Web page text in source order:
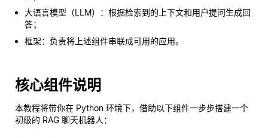
大语言模型（LLM）：根据检索到的上下文和用户提问生成回
答；
框架：负责将上述组件串联成可用的应用。
核心组件说明
本教程将带你在 Python 环境下，借助以下组件一步步搭建一个
初级的 RAG 聊天机器人：